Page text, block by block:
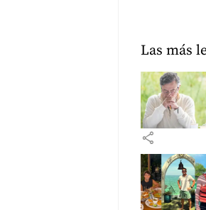
Las más
share